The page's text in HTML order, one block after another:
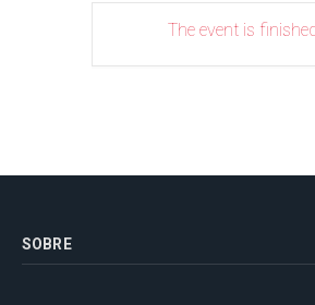
The event is
SOBRE